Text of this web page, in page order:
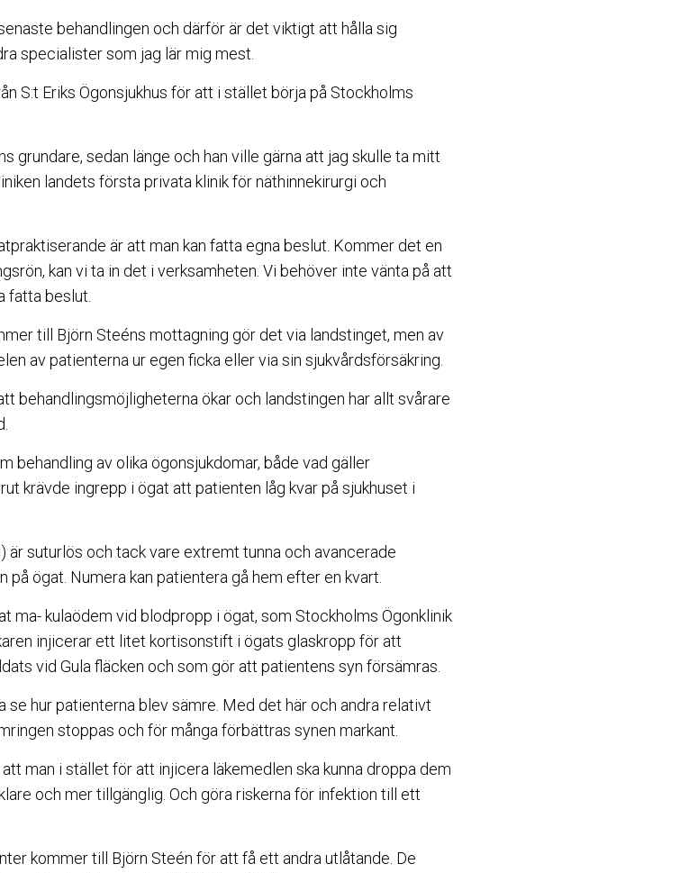
behandlingen och därför är det viktigt att hålla sig
specialister som jag lär mig mest.
S:t Eriks Ögonsjukhus för att i stället börja på Stockholms
grundare, sedan länge och han ville gärna att jag skulle ta mitt
landets första privata klinik för näthinnekirurgi och
är att man kan fatta egna beslut. Kommer det en
kan vi ta in det i verksamheten. Vi behöver inte vänta på att
fatta beslut.
till Björn Steéns mottagning gör det via landstinget, men av
av patienterna ur egen ficka eller via sin sjukvårdsförsäkring.
behandlingsmöjligheterna ökar och landstingen har allt svårare
behandling av olika ögonsjukdomar, både vad gäller
krävde ingrepp i ögat att patienten låg kvar på sjukhuset i
suturlös och tack vare extremt tunna och avancerade
på ögat. Numera kan patientera gå hem efter en kvart.
ma- kulaödem vid blodpropp i ögat, som Stockholms Ögonklinik
injicerar ett litet kortisonstift i ögats glaskropp för att
vid Gula fläcken och som gör att patientens syn försämras.
se hur patienterna blev sämre. Med det här och andra relativt
stoppas och för många förbättras synen markant.
man i stället för att injicera läkemedlen ska kunna droppa dem
och mer tillgänglig. Och göra riskerna för infektion till ett
kommer till Björn Steén för att få ett andra utlåtande. De